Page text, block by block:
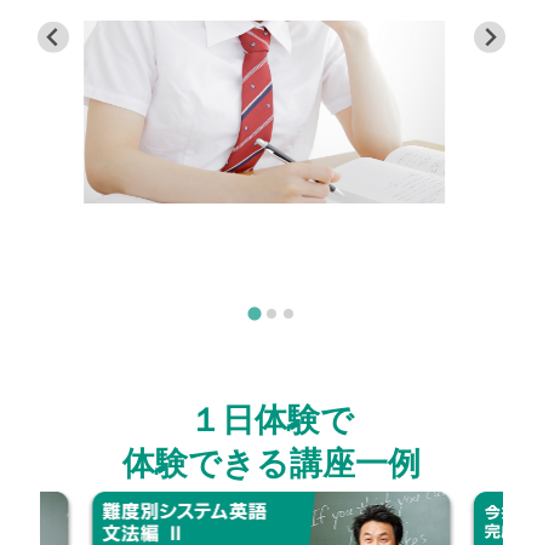
１日体験で
体験できる講座一例